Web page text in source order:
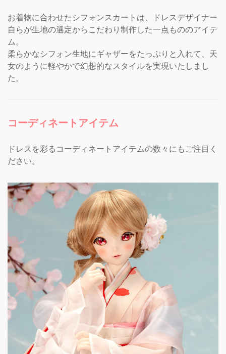
お着物に合わせたシフォンスカートは、ドレスデザイナー
自らが生地の選定からこだわり制作した一点もののアイテ
ム。
柔らかなシフォン生地にギャザーをたっぷりと入れて、天
女のように軽やかで幻想的なスタイルを実現いたしまし
た。
コーディネートアイテム
ドレスを彩るコーディネートアイテムの数々にもご注目く
ださい。